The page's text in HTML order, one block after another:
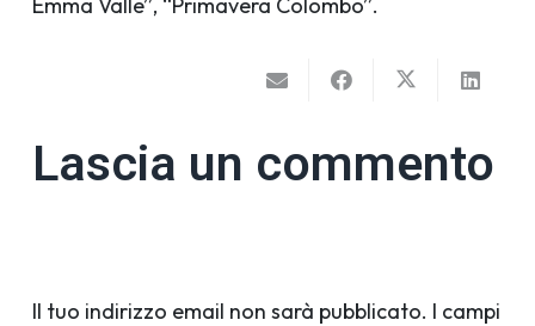
Lascia un commento
Il tuo indirizzo email non sarà pubblicato. I campi